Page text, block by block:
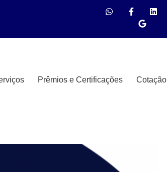
Prêmios e Certificações Cotação